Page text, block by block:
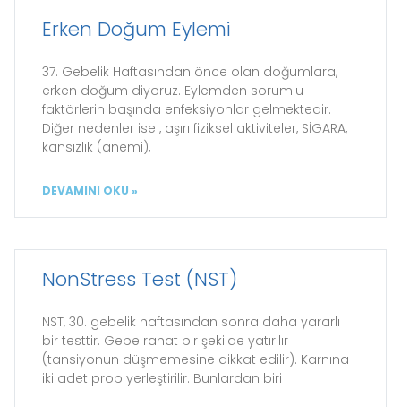
Erken Doğum Eylemi
37. Gebelik Haftasından önce olan doğumlara,
erken doğum diyoruz. Eylemden sorumlu
faktörlerin başında enfeksiyonlar gelmektedir.
Diğer nedenler ise , aşırı fiziksel aktiviteler, SİGARA,
kansızlık (anemi),
DEVAMINI OKU »
NonStress Test (NST)
NST, 30. gebelik haftasından sonra daha yararlı
bir testtir. Gebe rahat bir şekilde yatırılır
(tansiyonun düşmemesine dikkat edilir). Karnına
iki adet prob yerleştirilir. Bunlardan biri